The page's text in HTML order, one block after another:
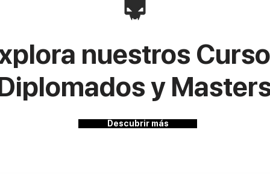
nuestros
y
Descubrir más